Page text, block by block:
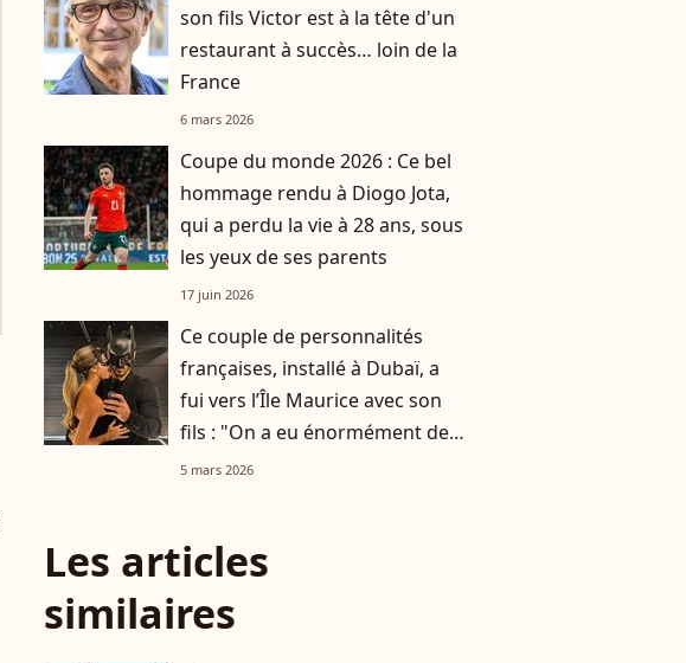
son fils Victor est à la tête d'un
restaurant à succès… loin de la
France
6 mars 2026
Coupe du monde 2026 : Ce bel
hommage rendu à Diogo Jota,
qui a perdu la vie à 28 ans, sous
les yeux de ses parents
17 juin 2026
Ce couple de personnalités
françaises, installé à Dubaï, a
fui vers l’Île Maurice avec son
fils : "On a eu énormément de
chance"
5 mars 2026
Les articles
similaires